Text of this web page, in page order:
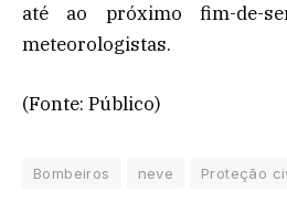
até ao próximo fim-de-
meteorologistas.
(Fonte: Público)
Bombeiros neve Proteção